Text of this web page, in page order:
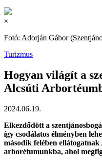
×
Fotó: Adorján Gábor
Turizmus
Hogyan világít a
Alcsúti
2024.06.19.
Elkezdődött a
így csodálatos élményben
második felében
arborétumunkba, ahol